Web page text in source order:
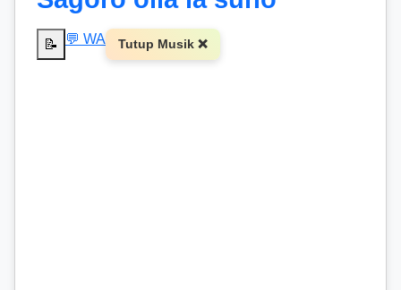
📝 💬 WA Tutup Musik ❌